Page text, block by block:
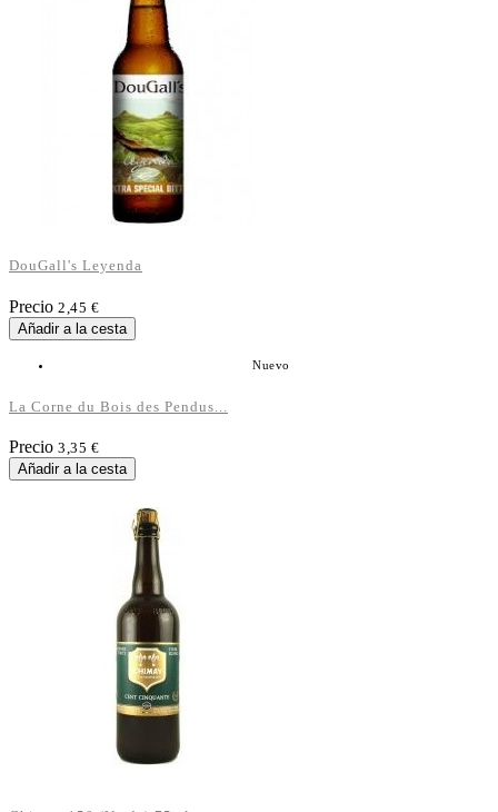
DouGall's Leyenda
Precio 2,45 €
Añadir a la cesta
Nuevo
La Corne du Bois des Pendus...
Precio 3,35 €
Añadir a la cesta